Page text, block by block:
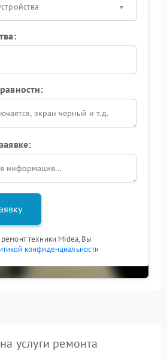
ремонт техники Midea, Вы
конфиденциальности
услуги ремонта